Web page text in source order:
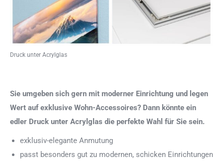
Druck unter Acrylglas
Sie umgeben sich gern mit moderner Einrichtung und legen
Wert auf exklusive Wohn-Accessoires? Dann könnte ein
edler Druck unter Acrylglas die perfekte Wahl für Sie sein.
exklusiv-elegante Anmutung
passt besonders gut zu modernen, schicken Einrichtungen